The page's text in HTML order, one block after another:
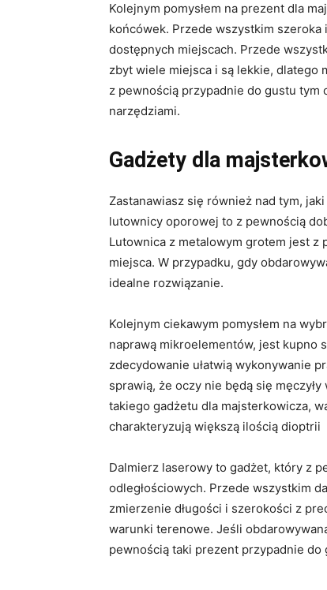
Kolejnym pomysłem na prezent dla
końcówek. Przede wszystkim
dostępnych miejscach. Przede
zbyt wiele miejsca i są lekkie, dlatego
z pewnością przypadnie do gustu
narzędziami.
Gadżety dla
Zastanawiasz się również nad tym,
lutownicy oporowej to z pewnością
Lutownica z metalowym grotem jest
miejsca. W przypadku, gdy
idealne rozwiązanie.
Kolejnym ciekawym pomysłem na
naprawą mikroelementów, jest kupno
zdecydowanie ułatwią wykonywanie
sprawią, że oczy nie będą się
takiego gadżetu dla majsterkowicza,
charakteryzują większą ilością dioptrii
Dalmierz laserowy to gadżet, który z
odległościowych. Przede wszystkim
zmierzenie długości i szerokości z
warunki terenowe. Jeśli
pewnością taki prezent przypadnie do